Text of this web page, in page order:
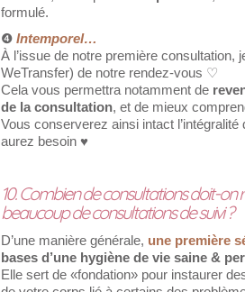
formulé.
❹ Intemporel…
À l’issue de notre première consultation,
WeTransfer) de notre rendez-vous ♡
Cela vous permettra notamment de
de la consultation, et de mieux
Vous conserverez ainsi intact
aurez besoin ♥
10. Combien de consultations doit-
beaucoup de consultations de suivi ?
D’une manière générale, une première
bases d’une hygiène de vie saine &
Elle sert de «fondation» pour instaurer